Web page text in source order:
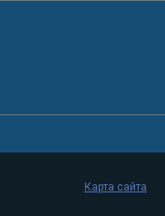
Карта сайта